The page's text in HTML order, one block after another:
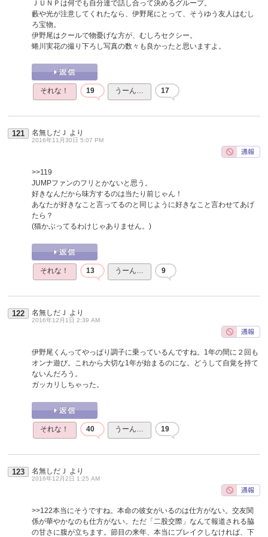
ＪＵＮＰは何でも自分達で話し合って決めるグループ。
藪や光が注意してくれたなら、伊野尾にとって、そうゆう友人はむし
ろ宝物。
伊野尾はクールで物憂げな方が、むしろセクシー。
蜷川実花の撮り下ろし写真の数々も良かったと思いますよ。
それな！ 19 うーん… 17
121 名無しだＪ より
2016年11月30日 5:07 PM
>>119
JUMPファンのフリとかないと思う。
好きなんだから味方するのは当たり前じゃん！
あなたが好きなこと言ってるのと同じように好きなこと言わせてあげ
たら？
(猫かぶってるわけじゃありません。)
それな！ 13 うーん… 9
122 名無しだＪ より
2016年12月1日 2:39 AM
伊野尾くんってやっぱり調子に乗っているんですね。1年の間に２回も
オンナ遊び。これから大切な1年が始まるのにな。どうして自覚を持て
ないんだろう。
ガッカリしちゃった。
それな！ 40 うーん… 19
123 名無しだＪ より
2016年12月2日 1:25 AM
>>122本当にそうですね。本命の彼女がいるのは仕方がない。交友関
係が華やかなのも仕方がない。ただ「二股交際」なんて報道される脇
の甘さに腹が立ちます。節目の来年、本当にブレイクしなければ、下